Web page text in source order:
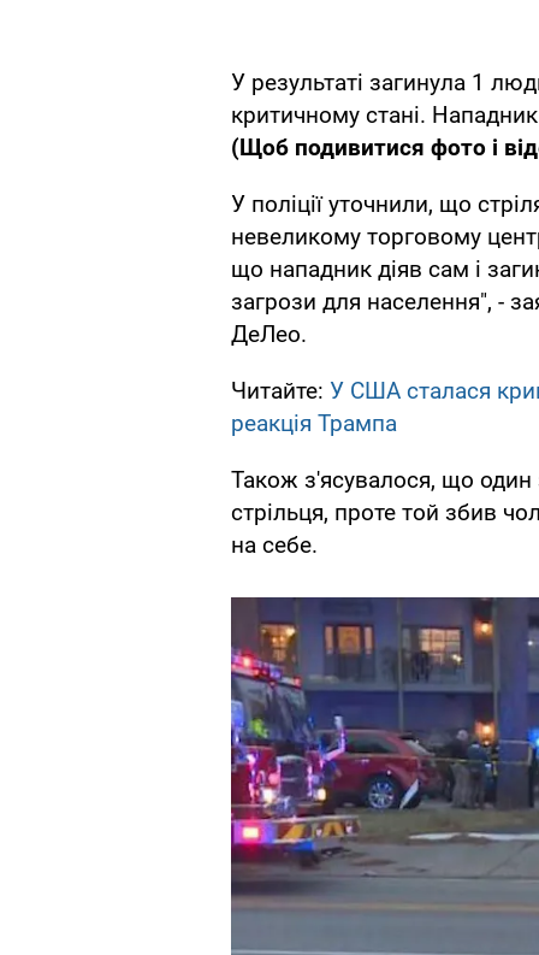
У результаті загинула 1
критичному стані.
(Щоб подивитися фото і
У поліції уточнили, що
невеликому торговому
що нападник діяв сам і
загрози для населення", -
ДеЛео.
Читайте: У США сталася
реакція Трампа
Також з'ясувалося, що один
стрільця, проте той збив
на себе.